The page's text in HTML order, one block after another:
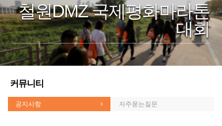
철원DMZ 국제평화마라톤
대회
커뮤니티
공지사항 자주묻는질문